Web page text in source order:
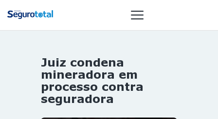
NOTÍCIAS
REVISTA
ESPECIAIS
Juiz condena
mineradora em
processo contra
seguradora